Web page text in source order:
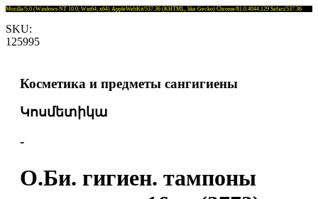
Mozilla/5.0 (Windows NT 10.0; Win64; x64) AppleWebKit/537.36 (KHTML, like Gecko) Chrome/81.0.4044.129 Safari/537.36
SKU:
125995
Косметика и предметы сангигиены
Կոսմետիկա
-
О.Би. гигиен. тампоны